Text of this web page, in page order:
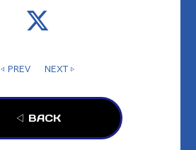
◁ PREV NEXT ▷
◁ BACK